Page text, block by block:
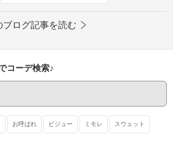
ブログ記事を読む
コーデ検索♪
お呼ばれ ビジュー ミモレ スウェット